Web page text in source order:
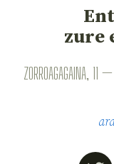
zure
ZORROAGAGAINA, 11